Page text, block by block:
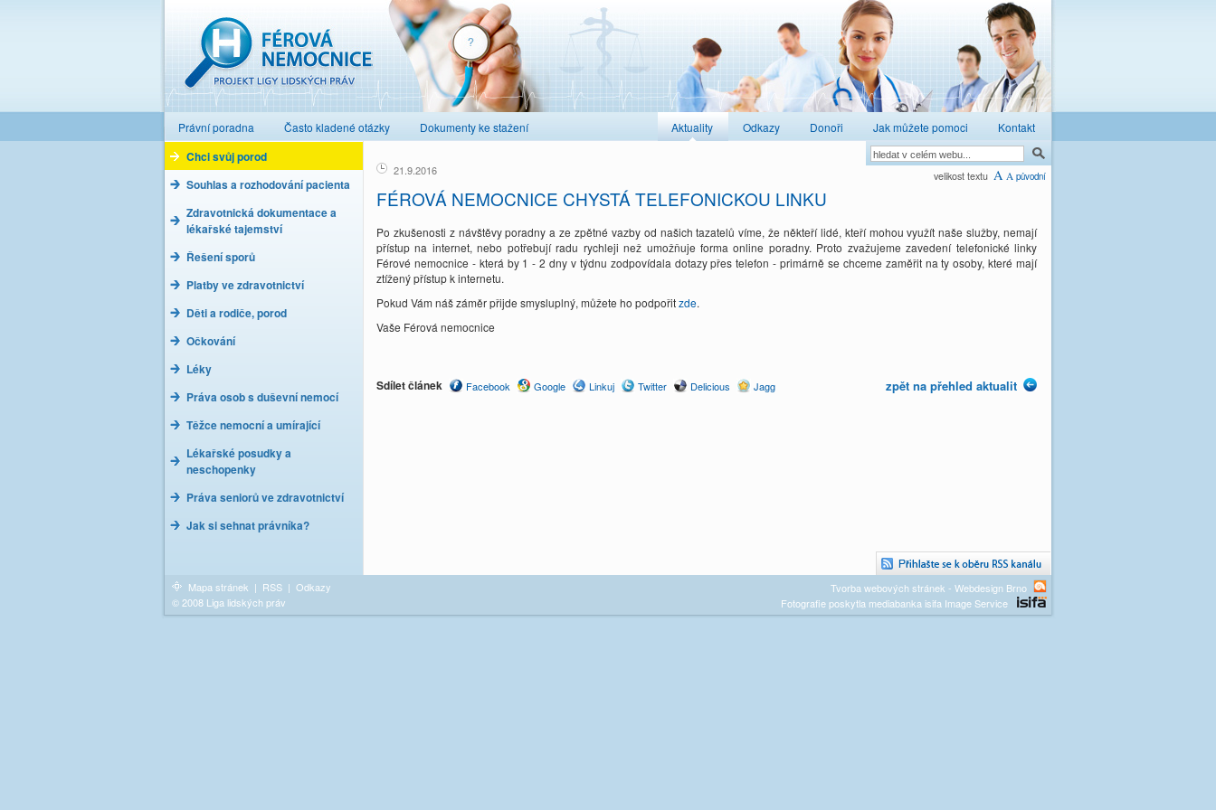
Právní poradna Často kladené otázky Dokumenty ke stažení Aktuality Odkazy Donoři Jak můžete pomoci Kontakt
Chci svůj porod
Souhlas a rozhodování pacienta
Zdravotnická dokumentace a
lékařské tajemství
Řešení sporů
Platby ve zdravotnictví
Děti a rodiče, porod
Očkování
Léky
Práva osob s duševní nemocí
Těžce nemocní a umírající
Lékařské posudky a
neschopenky
Práva seniorů ve zdravotnictví
Jak si sehnat právníka?
velikost textu A A původní
21.9.2016
FÉROVÁ NEMOCNICE CHYSTÁ TELEFONICKOU LINKU
Po zkušenosti z návštěvy poradny a ze zpětné vazby od našich tazatelů víme, že někteří lidé, kteří mohou využít naše služby, nemají
přístup na internet, nebo potřebují radu rychleji než umožňuje forma online poradny. Proto zvažujeme zavedení telefonické linky
Férové nemocnice - která by 1 - 2 dny v týdnu zodpovídala dotazy přes telefon - primárně se chceme zaměřit na ty osoby, které mají
ztížený přístup k internetu.
Pokud Vám náš záměr přijde smysluplný, můžete ho podpořitzde.
Vaše Férová nemocnice
Sdílet článek Facebook Google Linkuj Twitter Delicious Jagg zpět na přehled aktualit
Mapa stránek | RSS | Odkazy
© 2008 Liga lidských práv
Tvorba webových stránek - Webdesign Brno
Fotografie poskytla mediabanka isifa Image Service